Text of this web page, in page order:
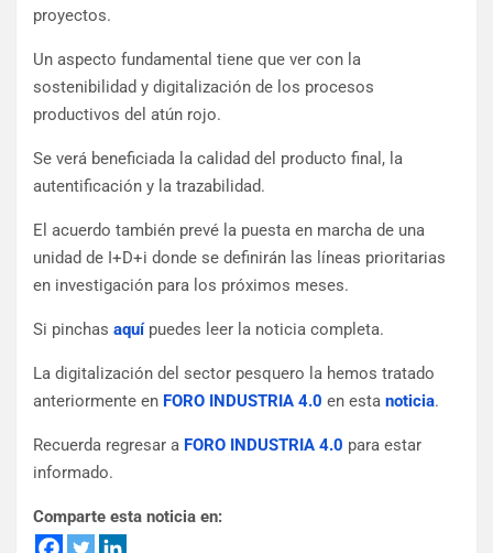
proyectos.
Un aspecto fundamental tiene que ver con la
sostenibilidad y digitalización de los procesos
productivos del atún rojo.
Se verá beneficiada la calidad del producto final, la
autentificación y la trazabilidad.
El acuerdo también prevé la puesta en marcha de una
unidad de I+D+i donde se definirán las líneas prioritarias
en investigación para los próximos meses.
Si pinchas aquípuedes leer la noticia completa.
La digitalización del sector pesquero la hemos tratado
anteriormente en FORO INDUSTRIA 4.0 en esta noticia.
Recuerda regresar a FORO INDUSTRIA 4.0 para estar
informado.
Comparte esta noticia en: